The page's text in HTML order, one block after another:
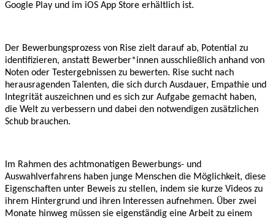
Google Play und im iOS App Store erhältlich ist.
Der Bewerbungsprozess von Rise zielt darauf ab, Potential zu
identifizieren, anstatt Bewerber*innen ausschließlich anhand von
Noten oder Testergebnissen zu bewerten. Rise sucht nach
herausragenden Talenten, die sich durch Ausdauer, Empathie und
Integrität auszeichnen und es sich zur Aufgabe gemacht haben,
die Welt zu verbessern und dabei den notwendigen zusätzlichen
Schub brauchen.
Im Rahmen des achtmonatigen Bewerbungs- und
Auswahlverfahrens haben junge Menschen die Möglichkeit, diese
Eigenschaften unter Beweis zu stellen, indem sie kurze Videos zu
ihrem Hintergrund und ihren Interessen aufnehmen. Über zwei
Monate hinweg müssen sie eigenständig eine Arbeit zu einem